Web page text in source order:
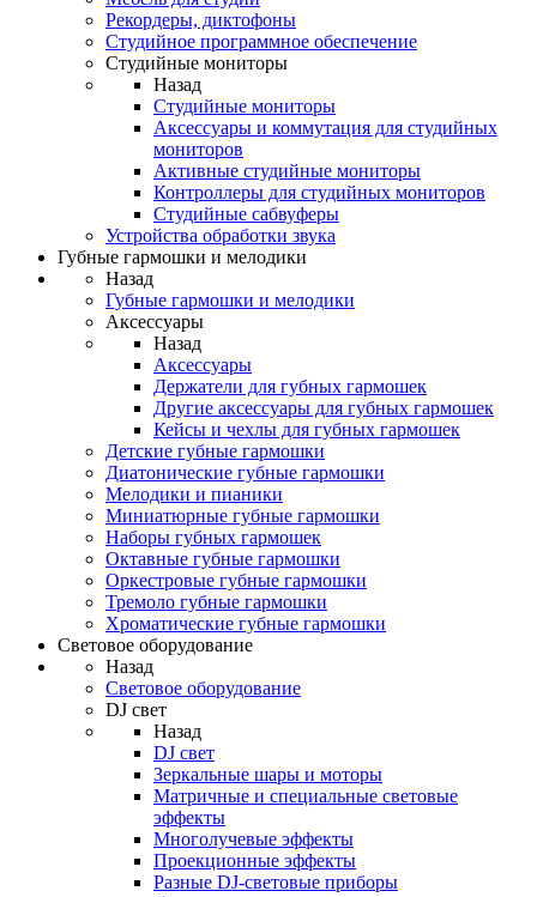
Рекордеры, диктофоны
Студийное программное обеспечение
Студийные мониторы
Назад
Студийные мониторы
Аксессуары и коммутация для студийных
мониторов
Активные студийные мониторы
Контроллеры для студийных мониторов
Студийные сабвуферы
Устройства обработки звука
Губные гармошки и мелодики
Назад
Губные гармошки и мелодики
Аксессуары
Назад
Аксессуары
Держатели для губных гармошек
Другие аксессуары для губных гармошек
Кейсы и чехлы для губных гармошек
Детские губные гармошки
Диатонические губные гармошки
Мелодики и пианики
Миниатюрные губные гармошки
Наборы губных гармошек
Октавные губные гармошки
Оркестровые губные гармошки
Тремоло губные гармошки
Хроматические губные гармошки
Световое оборудование
Назад
Световое оборудование
DJ свет
Назад
DJ свет
Зеркальные шары и моторы
Матричные и специальные световые
эффекты
Многолучевые эффекты
Проекционные эффекты
Разные DJ-световые приборы